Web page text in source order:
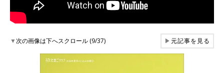
▼次の画像は下へスクロール (9/37) ▶元記事を見る